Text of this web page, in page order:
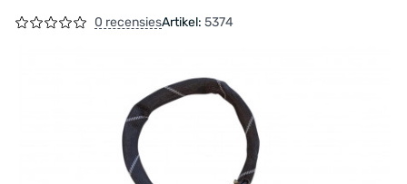
0 recensiesArtikel: 5374